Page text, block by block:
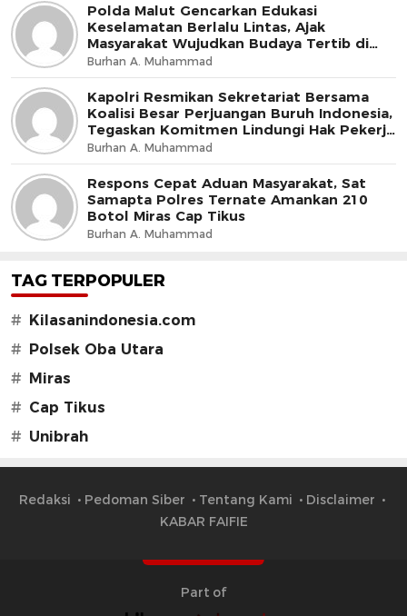
Polda Malut Gencarkan Edukasi
Keselamatan Berlalu Lintas, Ajak
Masyarakat Wujudkan Budaya Tertib di
Jalan
Burhan A. Muhammad
Kapolri Resmikan Sekretariat Bersama
Koalisi Besar Perjuangan Buruh Indonesia,
Tegaskan Komitmen Lindungi Hak Pekerja
dan Jaga Iklim Investasi
Burhan A. Muhammad
Respons Cepat Aduan Masyarakat, Sat
Samapta Polres Ternate Amankan 210
Botol Miras Cap Tikus
Burhan A. Muhammad
TAG TERPOPULER
# Kilasanindonesia.com
# Polsek Oba Utara
# Miras
# Cap Tikus
# Unibrah
Redaksi Pedoman Siber Tentang Kami
Disclaimer
KABAR FAIFIE
Part of